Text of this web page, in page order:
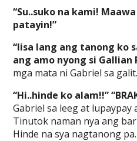
“Su..suko na kami!
patayin!”
“Iisa lang ang tanong ko
ang amo nyong si Gallian
mga mata ni Gabriel sa galit.
“Hi..hinde ko alam!!”
Gabriel sa leeg at lupaypay
Tinutok naman nya ang
Hinde na sya nagtanong pa.